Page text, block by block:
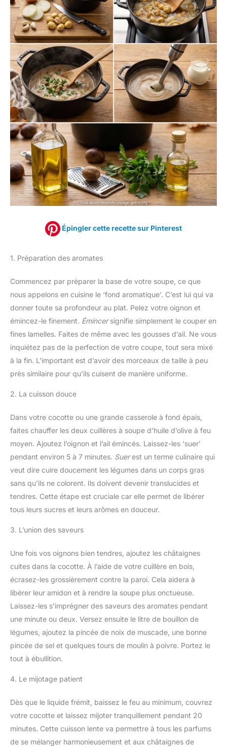
Épingler cette recette sur Pinterest
1. Préparation des aromates
Commencez par préparer la base de votre soupe, ce que
nous appelons en cuisine le ‘fond aromatique’. C’est lui qui va
donner toute sa profondeur au plat. Pelez votre oignon et
émincez-le finement. Émincersignifie simplement le couper en
fines lamelles. Faites de même avec les gousses d’ail. Ne vous
inquiétez pas de la perfection de votre coupe, tout sera mixé
à la fin. L’important est d’avoir des morceaux de taille à peu
près similaire pour qu’ils cuisent de manière uniforme.
2. La cuisson douce
Dans votre cocotte ou une grande casserole à fond épais,
faites chauffer les deux cuillères à soupe d’huile d’olive à feu
moyen. Ajoutez l’oignon et l’ail émincés. Laissez-les ‘suer’
pendant environ 5 à 7 minutes. Suerest un terme culinaire qui
veut dire cuire doucement les légumes dans un corps gras
sans qu’ils ne colorent. Ils doivent devenir translucides et
tendres. Cette étape est cruciale car elle permet de libérer
tous leurs sucres et leurs arômes en douceur.
3. L’union des saveurs
Une fois vos oignons bien tendres, ajoutez les châtaignes
cuites dans la cocotte. À l’aide de votre cuillère en bois,
écrasez-les grossièrement contre la paroi. Cela aidera à
libérer leur amidon et à rendre la soupe plus onctueuse.
Laissez-les s’imprégner des saveurs des aromates pendant
une minute ou deux. Versez ensuite le litre de bouillon de
légumes, ajoutez la pincée de noix de muscade, une bonne
pincée de sel et quelques tours de moulin à poivre. Portez le
tout à ébullition.
4. Le mijotage patient
Dès que le liquide frémit, baissez le feu au minimum, couvrez
votre cocotte et laissez mijoter tranquillement pendant 20
minutes. Cette cuisson lente va permettre à tous les parfums
de se mélanger harmonieusement et aux châtaignes de